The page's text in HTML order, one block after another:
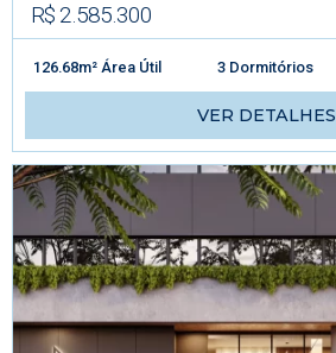
R$ 2.585.300
126.68m² Área Útil 3 Dormitórios
VER DETALHES